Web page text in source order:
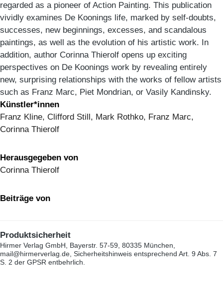
regarded as a pioneer of Action Painting. This publication
vividly examines De Koonings life, marked by self-doubts,
successes, new beginnings, excesses, and scandalous
paintings, as well as the evolution of his artistic work. In
addition, author Corinna Thierolf opens up exciting
perspectives on De Koonings work by revealing entirely
new, surprising relationships with the works of fellow artists
such as Franz Marc, Piet Mondrian, or Vasily Kandinsky.
Künstler*innen
Franz Kline, Clifford Still, Mark Rothko, Franz Marc,
Corinna Thierolf
Herausgegeben von
Corinna Thierolf
Beiträge von
Produktsicherheit
Hirmer Verlag GmbH, Bayerstr. 57-59, 80335 München,
mail@hirmerverlag.de, Sicherheitshinweis entsprechend Art. 9 Abs. 7
S. 2 der GPSR entbehrlich.